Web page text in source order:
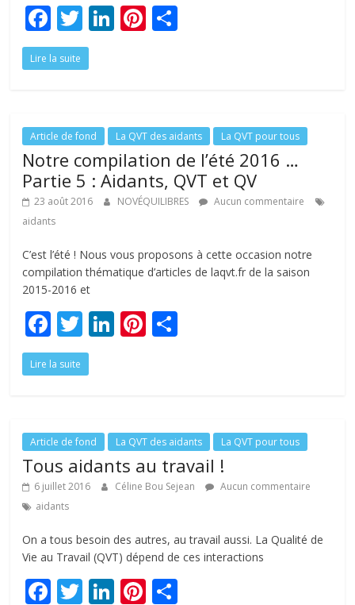
F
ac
e
o
o
k
T
w
itt
Li
dI
n
Pi
st er
Lire la suite
Article de fond La QVT des aidants La QVT pour tous
Notre compilation de l’été 2016 …
Partie 5 : Aidants, QVT et QV
23 août 2016 NOVÉQUILIBRES
Aucun commentaire
aidants
C’est l’été ! Nous vous proposons à cette occasion notre
compilation thématique d’articles de laqvt.fr de la saison
2015-2016 et
F
ac
e
o
o
k
T
w
itt
Li
dI
n
Pi
st er
Lire la suite
Article de fond La QVT des aidants La QVT pour tous
Tous aidants au travail !
6 juillet 2016 Céline Bou Sejean
Aucun commentaire
aidants
On a tous besoin des autres, au travail aussi. La Qualité de
Vie au Travail (QVT) dépend de ces interactions
F T Li Pi